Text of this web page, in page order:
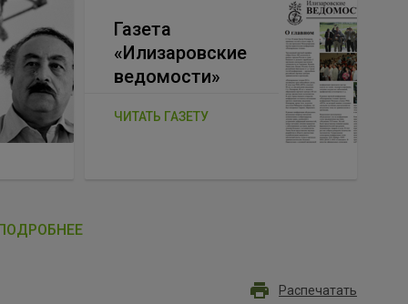
Газета
«Илизаровские
ведомости»
ЧИТАТЬ ГАЗЕТУ
Распечатать